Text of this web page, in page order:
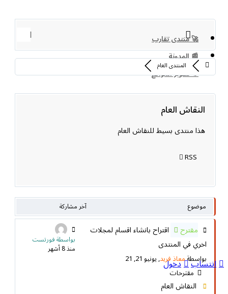
🚀 منتدى تقارب
📰 المدونة
⚙️ تطوير المواقع
انتساب دخول
المنتدى العام
النقاش العام
هذا منتدى بسيط للنقاش العام
RSS
موضوع آخر مشاركة
مقترح
اقتراح بانشاء اقسام لمجلات
اخري في المنتدى
بواسطةمعاذ فريد, يونيو 21, 21
مقترحات
النقاش العام
بواسطة فورتست
منذ 8 أشهر